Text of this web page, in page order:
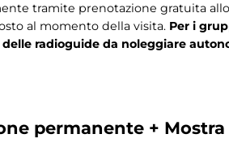
tramite prenotazione gratuita
al momento della visita. Per i
radioguide da noleggiare
permanente + Mostra